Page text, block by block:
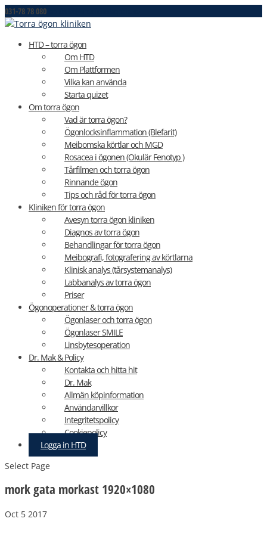
031-78 78 080
HTD – torra ögon
Om HTD
Om Plattformen
Vilka kan använda
Starta quizet
Om torra ögon
Vad är torra ögon?
Ögonlocksinflammation (Blefarit)
Meibomska körtlar och MGD
Rosacea i ögonen (Okulär Fenotyp )
Tårfilmen och torra ögon
Rinnande ögon
Tips och råd för torra ögon
Kliniken för torra ögon
Avesyn torra ögon kliniken
Diagnos av torra ögon
Behandlingar för torra ögon
Meibografi, fotografering av körtlarna
Klinisk analys (tårsystemanalys)
Labbanalys av torra ögon
Priser
Ögonoperationer & torra ögon
Ögonlaser och torra ögon
Ögonlaser SMILE
Linsbytesoperation
Dr. Mak & Policy
Kontakta och hitta hit
Dr. Mak
Allmän köpinformation
Användarvillkor
Integritetspolicy
Cookiepolicy
Logga in HTD
Select Page
mork gata morkast 1920×1080
Oct 5 2017